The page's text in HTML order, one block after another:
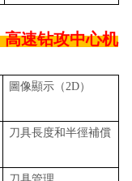
高速钻攻中心机
圖像顯示（2D）
刀具長度和半徑補償